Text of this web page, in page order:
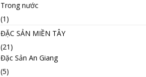
Trong nước
(1)
ĐẶC SẢN MIỀN TÂY
(21)
Đặc Sản An Giang
(5)